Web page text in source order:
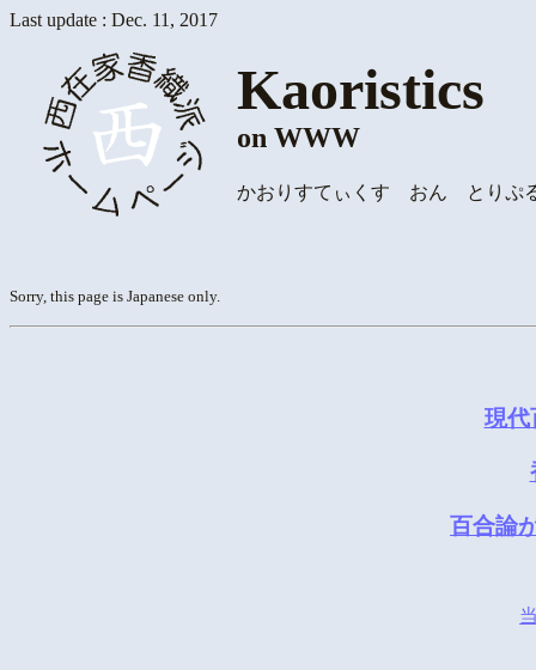
Last update : Dec. 11, 2017
Kaoristics
on WWW
かおりすてぃくす おん とりぷ
Sorry, this page is Japanese only.
現代
百合論